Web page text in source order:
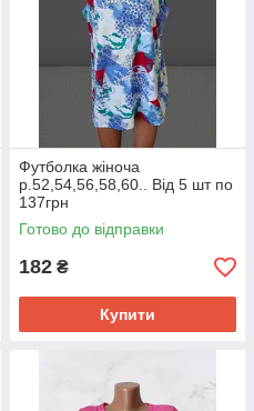
Футболка жіноча
р.52,54,56,58,60.. Від 5 шт по
137грн
Готово до відправки
182 ₴
Купити